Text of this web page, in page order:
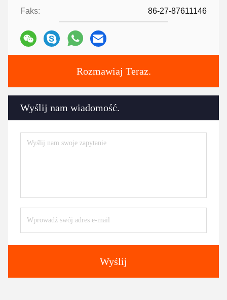
Faks: 86-27-87611146
Rozmawiaj Teraz.
Wyślij nam wiadomość.
Wyślij